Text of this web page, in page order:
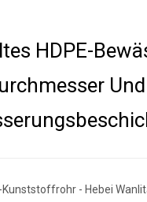
HDPE-
Und
Kunststoffrohr - Hebei